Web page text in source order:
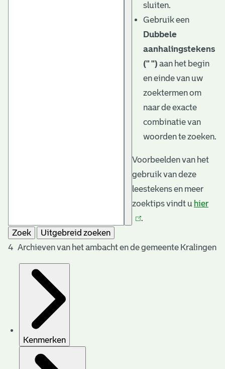
sluiten.
Gebruik een
Dubbele
aanhalingstekens
(" ") aan het begin
en einde van uw
zoektermen om
naar de exacte
combinatie van
woorden te zoeken.
Voorbeelden van het
gebruik van deze
leestekens en meer
zoektips vindt u hier
.
Zoek
Uitgebreid zoeken
4 Archieven van het ambacht en de gemeente Kralingen
Kenmerken